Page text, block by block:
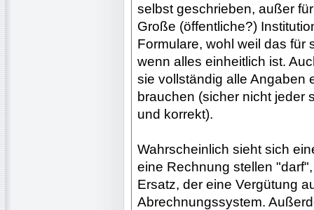
selbst geschrieben, außer
Große (öffentliche?)
Formulare, wohl weil das für
wenn alles einheitlich ist.
sie vollständig alle Angaben
brauchen (sicher nicht jeder
und korrekt).
Wahrscheinlich sieht sich
eine Rechnung stellen
Ersatz, der eine Vergütung
Abrechnungssystem.